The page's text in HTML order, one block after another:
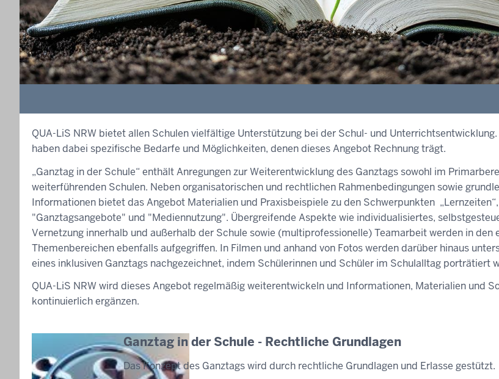
QUA-LiS NRW bietet allen Schulen vielfältige Unterstützung bei der Schul- und
haben dabei spezifische Bedarfe und Möglichkeiten, denen dieses Angebot Rechnung trägt.
„Ganztag in der Schule“ enthält Anregungen zur Weiterentwicklung des Ganztags sowohl im
weiterführenden Schulen. Neben organisatorischen und rechtlichen Rahmenbedingungen sowie
Informationen bietet das Angebot Materialien und Praxisbeispiele zu den Schwerpunkten „Lernzeiten“,
"Ganztagsangebote" und "Mediennutzung". Übergreifende Aspekte wie individualisiertes,
Vernetzung innerhalb und außerhalb der Schule sowie (multiprofessionelle) Teamarbeit werden in den
Themenbereichen ebenfalls aufgegriffen. In Filmen und anhand von Fotos werden darüber hinaus
eines inklusiven Ganztags nachgezeichnet, indem Schülerinnen und Schüler im Schulalltag porträtiert
QUA-LiS NRW wird dieses Angebot regelmäßig weiterentwickeln und Informationen, Materialien und
kontinuierlich ergänzen.
Ganztag in der Schule - Rechtliche Grundlagen
Das Konzept des Ganztags wird durch rechtliche Grundlagen und Erlasse gestützt.